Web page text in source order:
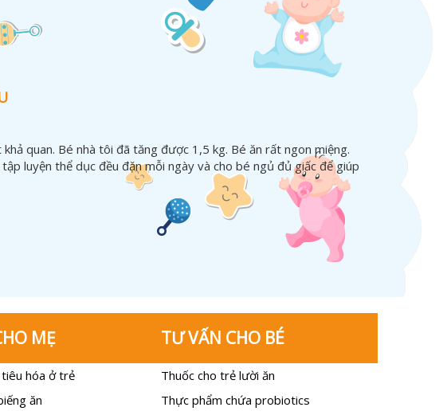
quan. Bé nhà tôi đã tăng được 1,5 kg. Bé ăn rất ngon miệng.
luyện thể dục đều đặn mỗi ngày và cho bé ngủ đủ giấc để giúp
MẸ
hóa ở trẻ
ăn
TƯ VẤN CHO BÉ
Thuốc cho trẻ lười ăn
Thực phẩm chứa probiotics